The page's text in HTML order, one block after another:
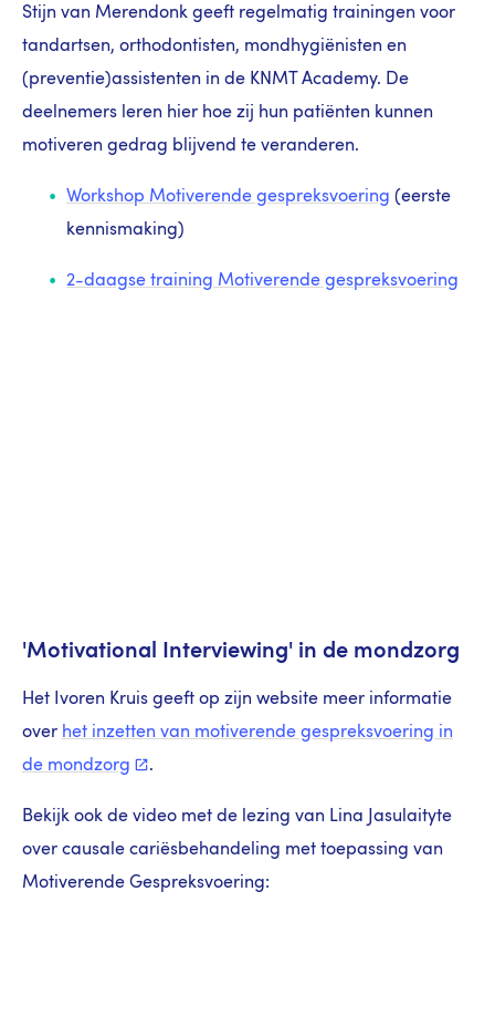
Stijn van Merendonk geeft regelmatig trainingen voor
tandartsen, orthodontisten, mondhygiënisten en
(preventie)assistenten in de KNMT Academy. De
deelnemers leren hier hoe zij hun patiënten kunnen
motiveren gedrag blijvend te veranderen.
Workshop Motiverende gespreksvoering (eerste
kennismaking)
2-daagse training Motiverende gespreksvoering
'Motivational Interviewing' in de mondzorg
Het Ivoren Kruis geeft op zijn website meer informatie
over het inzetten van motiverende gespreksvoering in
de mondzorg .
Bekijk ook de video met de lezing van Lina Jasulaityte
over causale cariësbehandeling met toepassing van
Motiverende Gespreksvoering: